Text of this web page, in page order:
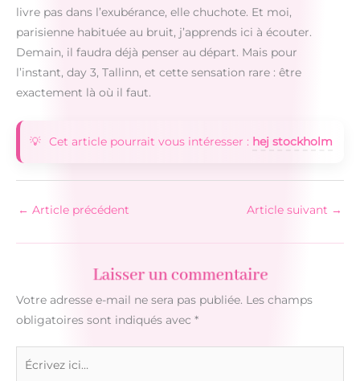
livre pas dans l’exubérance, elle chuchote. Et moi,
parisienne habituée au bruit, j’apprends ici à écouter.
Demain, il faudra déjà penser au départ. Mais pour
l’instant, day 3, Tallinn, et cette sensation rare : être
exactement là où il faut.
Cet article pourrait vous intéresser : hej stockholm
← Article précédent Article suivant →
Laisser un commentaire
Votre adresse e-mail ne sera pas publiée. Les champs
obligatoires sont indiqués avec *